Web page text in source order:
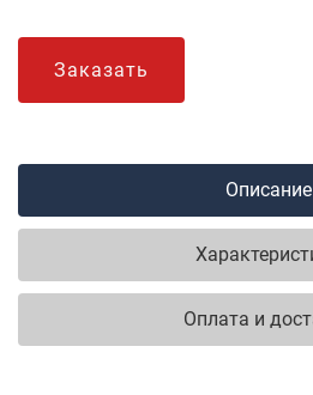
Заказать
Описание
Оплата и